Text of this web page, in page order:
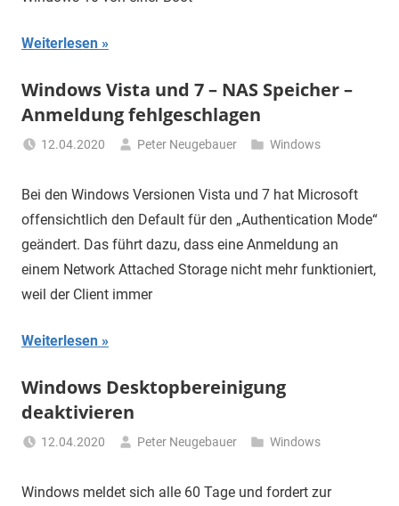
Weiterlesen
Windows Vista und 7 – NAS Speicher –
Anmeldung fehlgeschlagen
12.04.2020 Peter Neugebauer Windows
Bei den Windows Versionen Vista und 7 hat Microsoft
offensichtlich den Default für den „Authentication Mode“
geändert. Das führt dazu, dass eine Anmeldung an
einem Network Attached Storage nicht mehr funktioniert,
weil der Client immer
Weiterlesen
Windows Desktopbereinigung
deaktivieren
12.04.2020 Peter Neugebauer Windows
Windows meldet sich alle 60 Tage und fordert zur